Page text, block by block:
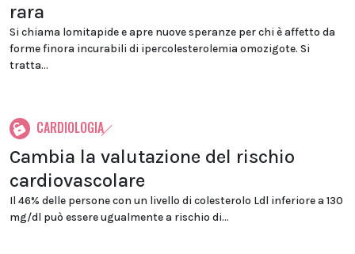
rara
Si chiama lomitapide e apre nuove speranze per chi è affetto da
forme finora incurabili di ipercolesterolemia omozigote. Si
tratta...
CARDIOLOGIA
Cambia la valutazione del rischio
cardiovascolare
Il 46% delle persone con un livello di colesterolo Ldl inferiore a 130
mg/dl può essere ugualmente a rischio di...